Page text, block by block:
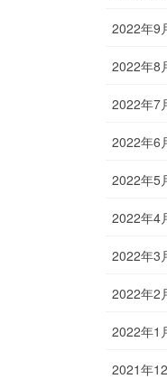
2022年9
2022年8
2022年7
2022年6
2022年5
2022年4
2022年3
2022年2
2022年1
2021年